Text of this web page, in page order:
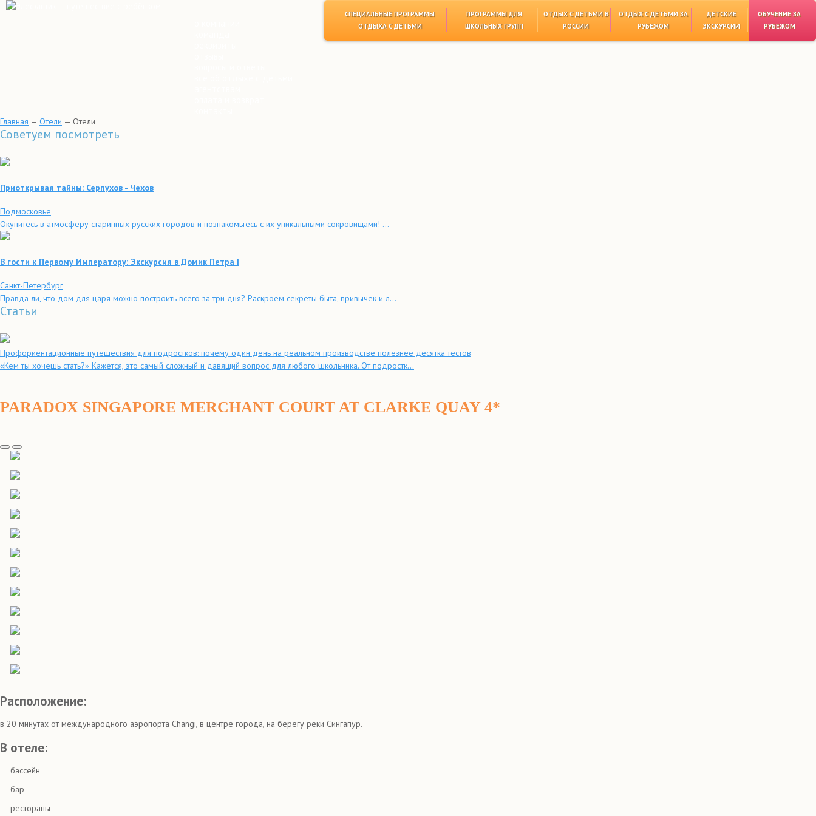
СПЕЦИАЛЬНЫЕ ПРОГРАММЫ
ОТДЫХА С ДЕТЬМИ
ПРОГРАММЫ ДЛЯ
ШКОЛЬНЫХ ГРУПП
ОТДЫХ С ДЕТЬМИ В
РОССИИ
ОТДЫХ С ДЕТЬМИ ЗА
РУБЕЖОМ
ДЕТСКИЕ
ЭКСКУРСИИ
ОБУЧЕНИЕ ЗА
РУБЕЖОМ
Главная — Отели — Отели
Советуем посмотреть
Приоткрывая тайны: Серпухов - Чехов
Подмосковье
Окунитесь в атмосферу старинных русских городов и познакомьтесь с их уникальными сокровищами! ...
В гости к Первому Императору: Экскурсия в Домик Петра I
Санкт-Петербург
Правда ли, что дом для царя можно построить всего за три дня? Раскроем секреты быта, привычек и л...
Статьи
Профориентационные путешествия для подростков: почему один день на реальном производстве полезнее десятка тестов
«Кем ты хочешь стать?» Кажется, это самый сложный и давящий вопрос для любого школьника. От подростк...
PARADOX SINGAPORE MERCHANT COURT AT CLARKE QUAY 4*
Расположение:
в 20 минутах от международного аэропорта Changi, в центре города, на берегу реки Сингапур.
В отеле:
бассейн
бар
рестораны